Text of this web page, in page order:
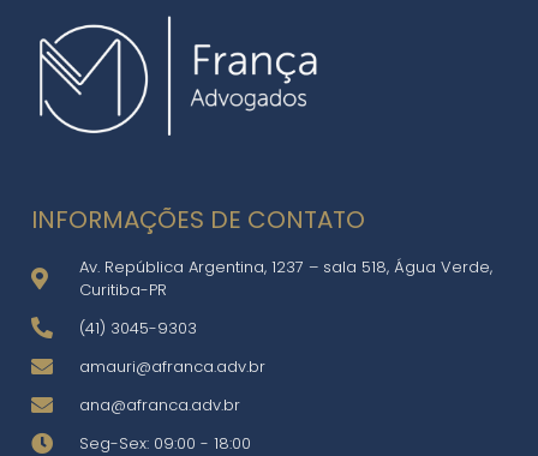
INFORMAÇÕES DE CONTATO
Av. República Argentina, 1237 – sala 518, Água Verde,
Curitiba-PR
(41) 3045-9303
amauri@afranca.adv.br
ana@afranca.adv.br
Seg-Sex: 09:00 - 18:00